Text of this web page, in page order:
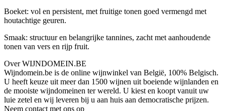
Boeket: vol en persistent, met fruitige tonen goed vermengd met
houtachtige geuren.
Smaak: structuur en belangrijke tannines, zacht met aanhoudende
tonen van vers en rijp fruit.
Over WIJNDOMEIN.BE
Wijndomein.be is de online wijnwinkel van België, 100% Belgisch.
U heeft keuze uit meer dan 1500 wijnen uit boeiende wijnlanden en
de mooiste wijndomeinen ter wereld. U kiest en koopt vanuit uw
luie zetel en wij leveren bij u aan huis aan democratische prijzen.
Neem contact met ons op